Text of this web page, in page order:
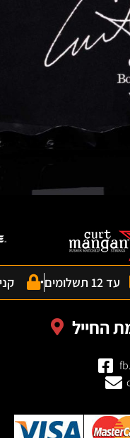
עד 12 תשלומים
החייל